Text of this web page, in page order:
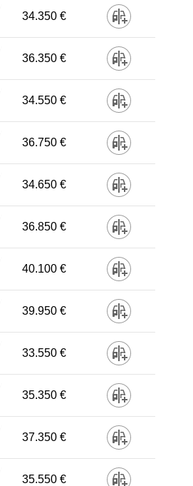
34.350 €
36.350 €
34.550 €
36.750 €
34.650 €
36.850 €
40.100 €
39.950 €
33.550 €
35.350 €
37.350 €
35.550 €